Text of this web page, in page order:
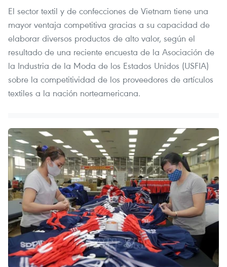
El sector textil y de confecciones de Vietnam tiene una
mayor ventaja competitiva gracias a su capacidad de
elaborar diversos productos de alto valor, según el
resultado de una reciente encuesta de la Asociación de
la Industria de la Moda de los Estados Unidos (USFIA)
sobre la competitividad de los proveedores de artículos
textiles a la nación norteamericana.